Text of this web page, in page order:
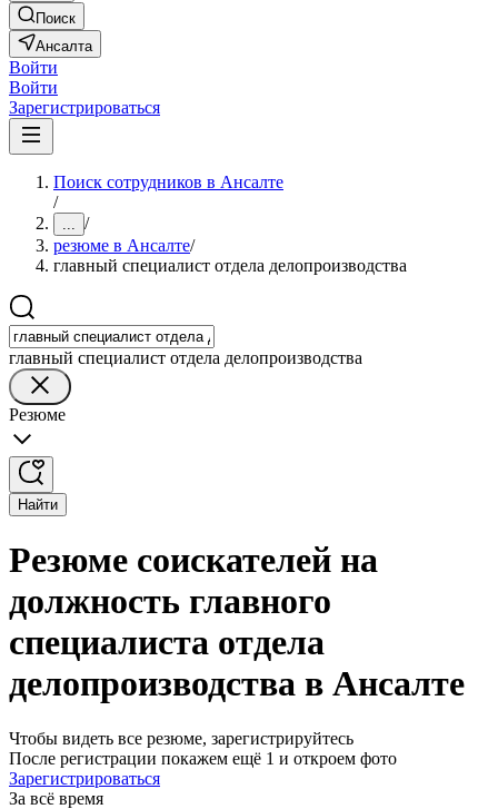
Поиск
Ансалта
Войти
Войти
Зарегистрироваться
Поиск сотрудников в Ансалте
/
... /
резюме в Ансалте/
главный специалист отдела делопроизводства
главный специалист отдела делопроизводства
Резюме
Найти
Резюме соискателей на
должность главного
специалиста отдела
делопроизводства в Ансалте
Чтобы видеть все резюме, зарегистрируйтесь
После регистрации покажем ещё 1 и откроем фото
Зарегистрироваться
За всё время